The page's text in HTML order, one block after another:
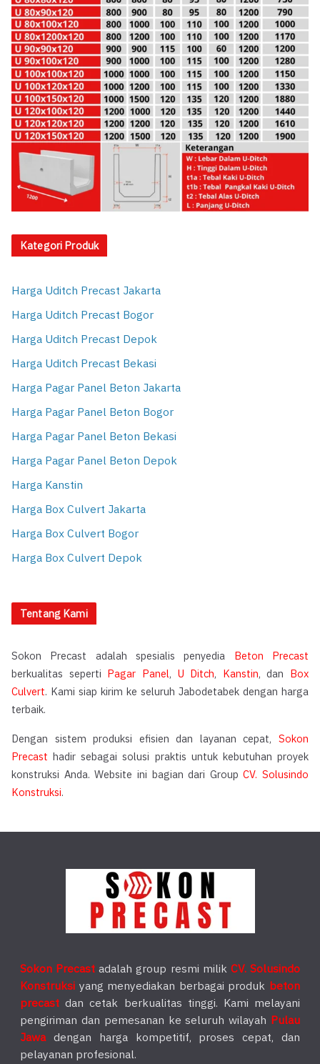
Kategori Produk
Harga Uditch Precast Jakarta
Harga Uditch Precast Bogor
Harga Uditch Precast Depok
Harga Uditch Precast Bekasi
Harga Pagar Panel Beton Jakarta
Harga Pagar Panel Beton Bogor
Harga Pagar Panel Beton Bekasi
Harga Pagar Panel Beton Depok
Harga Kanstin
Harga Box Culvert Jakarta
Harga Box Culvert Bogor
Harga Box Culvert Depok
Tentang Kami
Sokon Precast adalah spesialis penyedia Beton Precast
berkualitas seperti Pagar Panel, U Ditch, Kanstin, dan Box
Culvert. Kami siap kirim ke seluruh Jabodetabek dengan harga
terbaik.
Dengan sistem produksi efisien dan layanan cepat, Sokon
Precast hadir sebagai solusi praktis untuk kebutuhan proyek
konstruksi Anda. Website ini bagian dari GroupCV. Solusindo
Konstruksi.
Sokon Precast adalah group resmi milik CV. Solusindo
Konstruksi yang menyediakan berbagai produk beton
precast dan cetak berkualitas tinggi. Kami melayani
pengiriman dan pemesanan ke seluruh wilayah Pulau
Jawadengan harga kompetitif, proses cepat, dan
pelayanan profesional.